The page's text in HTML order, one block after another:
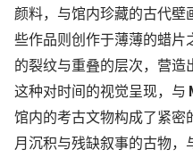
颜料，与馆内珍藏的古代壁
些作品则创作于薄薄的蜡片
的裂纹与重叠的层次，营造
这种对时间的视觉呈现，与
馆内的考古文物构成了紧密
月沉积与残缺叙事的古物，